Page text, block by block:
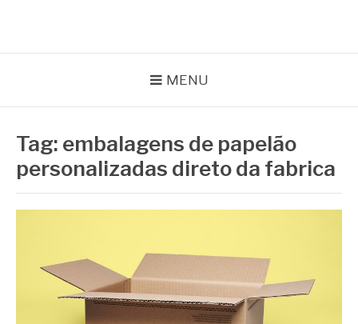
MENU
Tag: embalagens de papelão
personalizadas direto da fabrica